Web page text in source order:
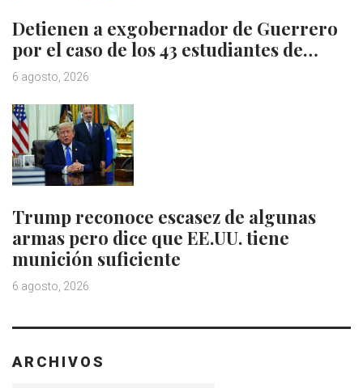
Detienen a exgobernador de Guerrero
por el caso de los 43 estudiantes de…
6 agosto, 2026
Trump reconoce escasez de algunas
armas pero dice que EE.UU. tiene
munición suficiente
6 agosto, 2026
ARCHIVOS